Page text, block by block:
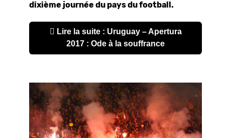
dixième journée du pays du football.
Lire la suite : Uruguay – Apertura
2017 : Ode à la souffrance